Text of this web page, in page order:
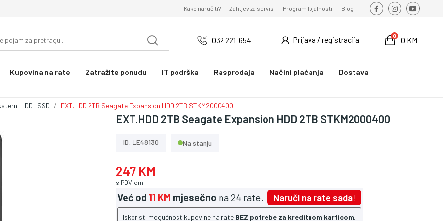
Kako naručiti? Zahtjev za servis Program lojalnosti Blog
032 221-654 Prijava / registracija 0 KM
0
Kupovina na rate Zatražite ponudu IT podrška Rasprodaja Načini plaćanja Dostava
HDD i SSD EXT.HDD 2TB Seagate Expansion HDD 2TB STKM2000400
EXT.HDD 2TB Seagate Expansion HDD 2TB STKM2000400
ID: LE48130 Na stanju
247 KM
s PDV-om
Već od 11 KM mjesečno na 24 rate. Naruči na rate sada!
Iskoristi mogućnost kupovine na rate BEZ potrebe za kreditnom karticom.